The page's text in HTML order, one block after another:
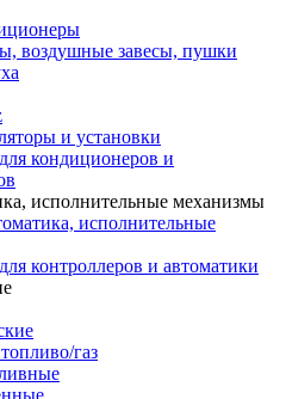
воздушные завесы, пушки
и установки
кондиционеров и
исполнительные механизмы
исполнительные
контроллеров и автоматики
газ